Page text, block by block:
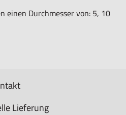
einen Durchmesser von: 5, 10
Lieferung